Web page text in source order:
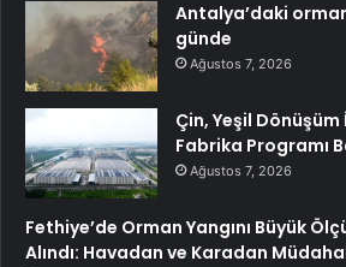
Antalya’daki
günde
Ağustos 7, 2026
Çin, Yeşil Dönüşüm
Fabrika Programı
Ağustos 7, 2026
Fethiye’de Orman Yangını Büyük
Alındı: Havadan ve Karadan